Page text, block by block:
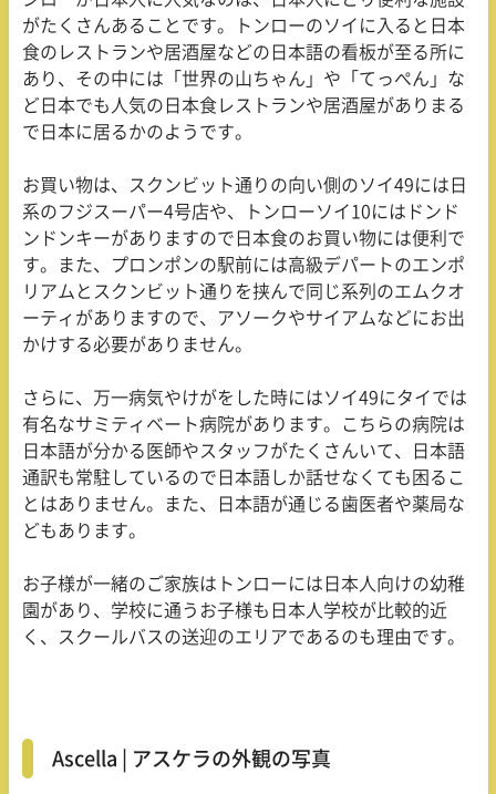
がたくさんあることです。トンローのソイに入ると日本
食のレストランや居酒屋などの日本語の看板が至る所に
あり、その中には「世界の山ちゃん」や「てっぺん」な
ど日本でも人気の日本食レストランや居酒屋がありまる
で日本に居るかのようです。
お買い物は、スクンビット通りの向い側のソイ49には日
系のフジスーパー4号店や、トンローソイ 10にはドンド
ンドンキーがありますので日本食のお買い物には便利で
す。また、プロンポンの駅前には高級デパートのエンポ
リアムとスクンビット通りを挟んで同じ系列のエムクオ
ーティがありますので、アソークやサイアムなどにお出
かけする必要がありません。
さらに、万一病気やけがをした時にはソイ49にタイでは
有名なサミティベート病院があります。こちらの病院は
日本語が分かる医師やスタッフがたくさんいて、日本語
通訳も常駐しているので日本語しか話せなくても困るこ
とはありません。また、日本語が通じる歯医者や薬局な
どもあります。
お子様が一緒のご家族はトンローには日本人向けの幼稚
園があり、学校に通うお子様も日本人学校が比較的近
く、スクールバスの送迎のエリアであるのも理由です。
Ascella | アスケラの外観の写真